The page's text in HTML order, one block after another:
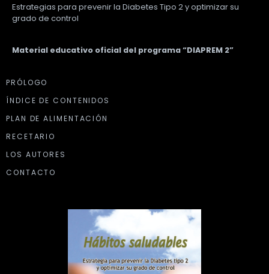
Estrategias para prevenir la Diabetes Tipo 2 y optimizar su
grado de control
Material educativo oficial del programa “DIAPREM 2”
PRÓLOGO
ÍNDICE DE CONTENIDOS
PLAN DE ALIMENTACIÓN
RECETARIO
LOS AUTORES
CONTACTO